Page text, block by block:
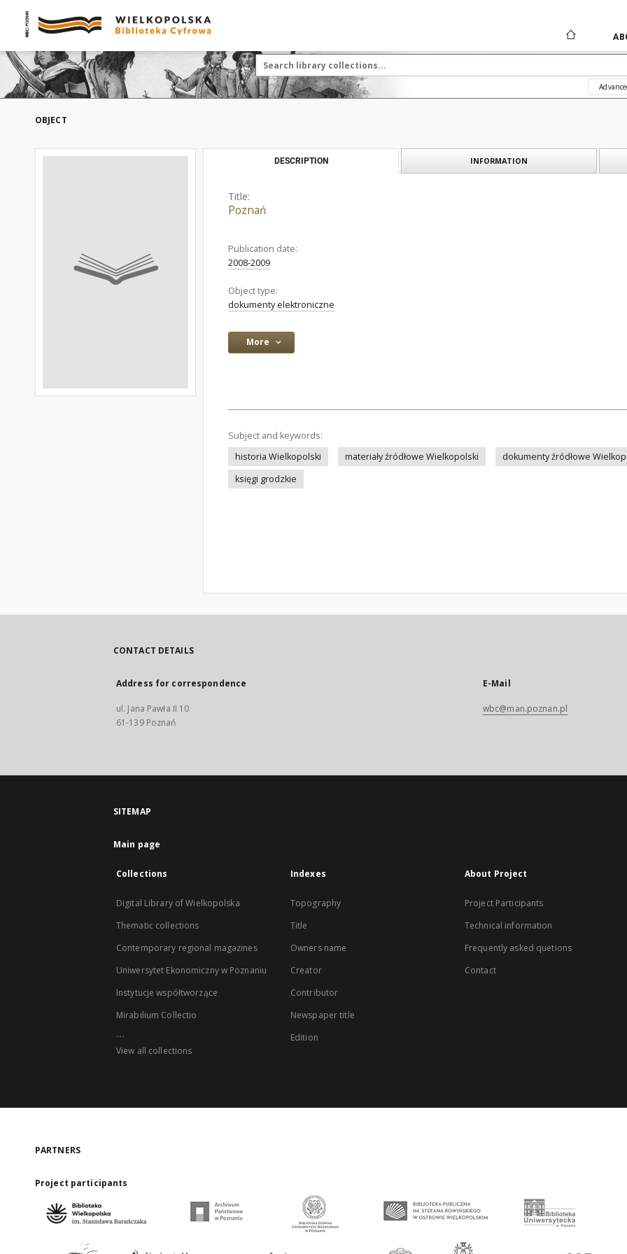
OBJECT
DESCRIPTION INFORMATION
Title:
Poznań
Publication date:
2008-2009
Object type:
dokumenty elektroniczne
More
Subject and keywords:
historia Wielkopolski
materiały źródłowe Wielkopolski dokumenty źródłowe
księgi grodzkie
CONTACT DETAILS
Address for correspondence
ul. Jana Pawła II 10
61-139 Poznań
E-Mail
wbc@man.poznan.pl
SITEMAP
Main page
Collections
Digital Library of Wielkopolska
Thematic collections
Contemporary regional magazines
Uniwersytet Ekonomiczny w Poznaniu
Instytucje współtworzące
Mirabilium Collectio
...
View all collections
Indexes
Topography
Title
Owners name
Creator
Contributor
Newspaper title
Edition
About Project
Project Participants
Technical information
Frequently asked quetions
Contact
PARTNERS
Project participants